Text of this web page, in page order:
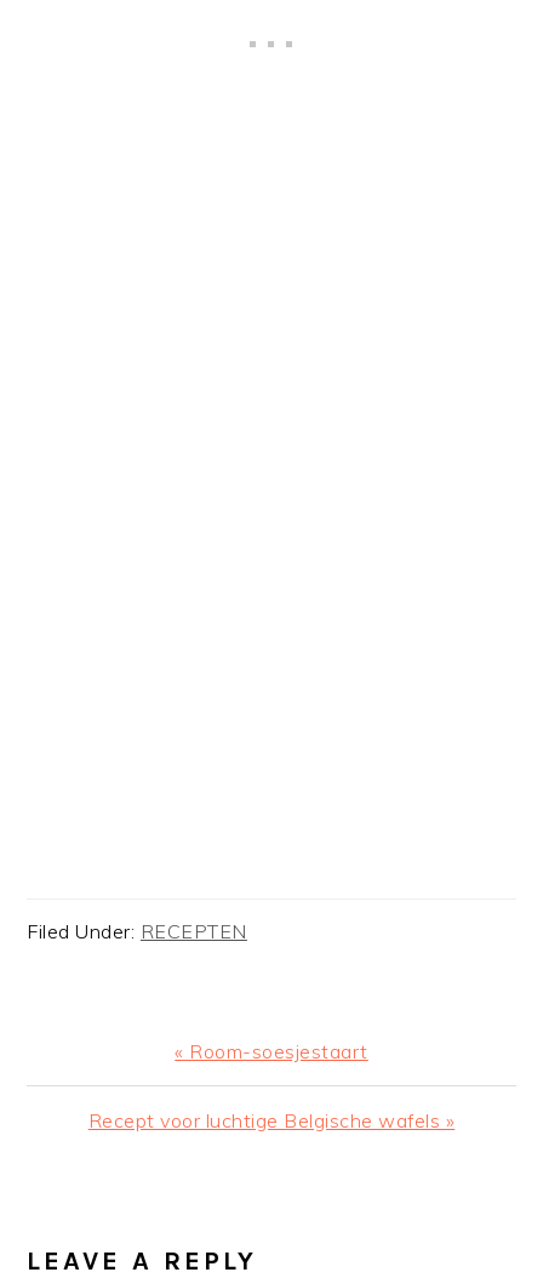
Filed Under: RECEPTEN
Previous
Post:
« Room-soesjestaart
Next
Recept voor luchtige Belgische wafels »
INTERACTIONS
LEAVE A REPLY